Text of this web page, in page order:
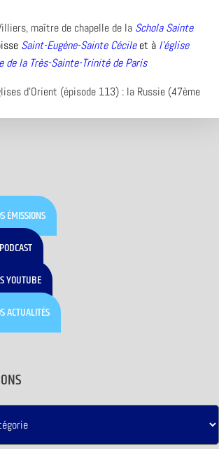
maître de chapelle de la Schola Sainte
Saint-Eugène-Sainte Cécileet à l’église
de la Très-Sainte-Trinité de Paris
d’Orient (épisode 113) : la Russie (47ème
ÉMISSIONS
YOUTUBE
ACTUALITÉS